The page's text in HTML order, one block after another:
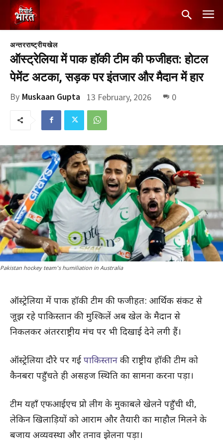
अन्तरराष्ट्रीयखेल
ऑस्ट्रेलिया में पाक हॉकी टीम की फजीहत: होटल
पेमेंट अटका, सड़क पर इंतजार और मैदान में हार
By Muskaan Gupta 13 February, 2026 0
Pakistan hockey team's humiliation in Australia
ऑस्ट्रेलिया में पाक हॉकी टीम की फजीहत: आर्थिक संकट से
जूझ रहे पाकिस्तान की मुश्किलें अब खेल के मैदान से
निकलकर अंतरराष्ट्रीय मंच पर भी दिखाई देने लगी हैं।
ऑस्ट्रेलिया दौरे पर गई पाकिस्तान की राष्ट्रीय हॉकी टीम को
कैनबरा पहुँचते ही असहज स्थिति का सामना करना पड़ा।
टीम यहाँ एफआईएच प्रो लीग के मुकाबले खेलने पहुँची थी,
लेकिन खिलाड़ियों को आराम और तैयारी का माहौल मिलने के
बजाय अव्यवस्था और तनाव झेलना पड़ा।